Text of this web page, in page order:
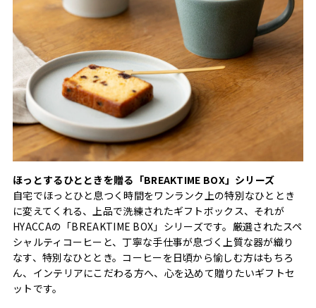
ほっとするひとときを贈る「BREAKTIME BOX」シリーズ
自宅でほっとひと息つく時間をワンランク上の特別なひととき
に変えてくれる、上品で洗練されたギフトボックス、それが
HYACCAの「BREAKTIME BOX」シリーズです。厳選されたスペ
シャルティコーヒーと、丁寧な手仕事が息づく上質な器が織り
なす、特別なひととき。コーヒーを日頃から愉しむ方はもちろ
ん、インテリアにこだわる方へ、心を込めて贈りたいギフトセ
ットです。